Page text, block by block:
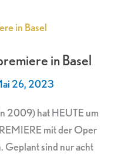
in Basel
26, 2023
2009) hat HEUTE um
mit der Oper
Geplant sind nur acht